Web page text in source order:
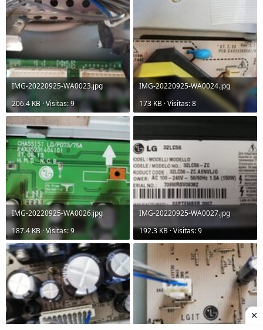
IMG-20220925-WA0023.jpg
206.4 KB · Visitas: 9
IMG-20220925-WA0024.jpg
173 KB · Visitas: 8
IMG-20220925-WA0026.jpg
187.4 KB · Visitas: 9
IMG-20220925-WA0027.jpg
192.3 KB · Visitas: 9